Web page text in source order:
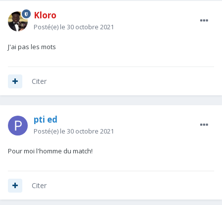
Kloro
Posté(e) le 30 octobre 2021
J'ai pas les mots
Citer
pti ed
Posté(e) le 30 octobre 2021
Pour moi l'homme du match!
Citer